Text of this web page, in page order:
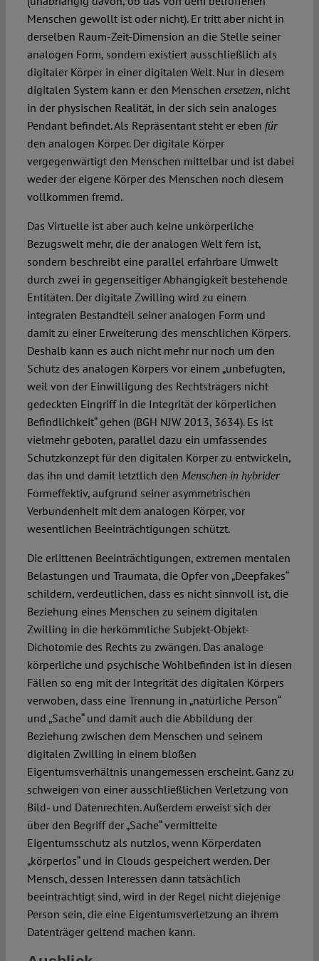
Menschen gewollt ist oder nicht). Er tritt aber nicht in
derselben Raum-Zeit-Dimension an die Stelle seiner
analogen Form, sondern existiert ausschließlich als
digitaler Körper in einer digitalen Welt. Nur in diesem
digitalen System kann er den Menschen ersetzen, nicht
in der physischen Realität, in der sich sein analoges
Pendant befindet. Als Repräsentant steht er eben für
den analogen Körper. Der digitale Körper
vergegenwärtigt den Menschen mittelbar und ist dabei
weder der eigene Körper des Menschen noch diesem
vollkommen fremd.
Das Virtuelle ist aber auch keine unkörperliche
Bezugswelt mehr, die der analogen Welt fern ist,
sondern beschreibt eine parallel erfahrbare Umwelt
durch zwei in gegenseitiger Abhängigkeit bestehende
Entitäten. Der digitale Zwilling wird zu einem
integralen Bestandteil seiner analogen Form und
damit zu einer Erweiterung des menschlichen Körpers.
Deshalb kann es auch nicht mehr nur noch um den
Schutz des analogen Körpers vor einem „unbefugten,
weil von der Einwilligung des Rechtsträgers nicht
gedeckten Eingriff in die Integrität der körperlichen
Befindlichkeit“ gehen (BGH NJW 2013, 3634). Es ist
vielmehr geboten, parallel dazu ein umfassendes
Schutzkonzept für den digitalen Körper zu entwickeln,
das ihn und damit letztlich den Menschen in hybrider
Formeffektiv, aufgrund seiner asymmetrischen
Verbundenheit mit dem analogen Körper, vor
wesentlichen Beeinträchtigungen schützt.
Die erlittenen Beeinträchtigungen, extremen mentalen
Belastungen und Traumata, die Opfer von „Deepfakes“
schildern, verdeutlichen, dass es nicht sinnvoll ist, die
Beziehung eines Menschen zu seinem digitalen
Zwilling in die herkömmliche Subjekt-Objekt-
Dichotomie des Rechts zu zwängen. Das analoge
körperliche und psychische Wohlbefinden ist in diesen
Fällen so eng mit der Integrität des digitalen Körpers
verwoben, dass eine Trennung in „natürliche Person“
und „Sache“ und damit auch die Abbildung der
Beziehung zwischen dem Menschen und seinem
digitalen Zwilling in einem bloßen
Eigentumsverhältnis unangemessen erscheint. Ganz zu
schweigen von einer ausschließlichen Verletzung von
Bild- und Datenrechten. Außerdem erweist sich der
über den Begriff der „Sache“ vermittelte
Eigentumsschutz als nutzlos, wenn Körperdaten
„körperlos“ und in Clouds gespeichert werden. Der
Mensch, dessen Interessen dann tatsächlich
beeinträchtigt sind, wird in der Regel nicht diejenige
Person sein, die eine Eigentumsverletzung an ihrem
Datenträger geltend machen kann.